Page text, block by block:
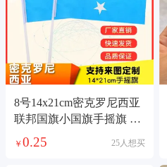
8号14x21cm密克罗尼西亚
联邦国旗小国旗手摇旗 国
旗定做
￥ 0.25 25人想买